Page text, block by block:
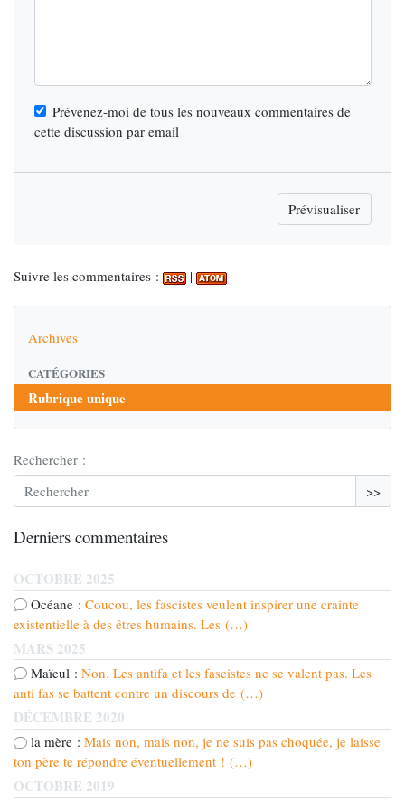
Prévenez-moi de tous les nouveaux commentaires de
cette discussion par email
Suivre les commentaires : |
Archives
CATÉGORIES
Rubrique unique
Rechercher :
>>
Derniers commentaires
OCTOBRE 2025
Océane : Coucou, les fascistes veulent inspirer une crainte
existentielle à des êtres humains. Les (…)
MARS 2025
Maïeul : Non. Les antifa et les fascistes ne se valent pas. Les
anti fas se battent contre un discours de (…)
DÉCEMBRE 2020
la mère : Mais non, mais non, je ne suis pas choquée, je laisse
ton père te répondre éventuellement ! (…)
OCTOBRE 2019